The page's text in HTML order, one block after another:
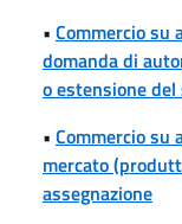
• Commercio su
domanda di
o estensione
• Commercio su
mercato
assegnazione